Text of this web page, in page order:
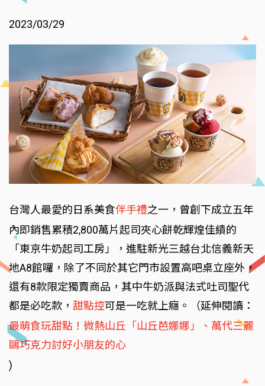
2023/03/29
台灣人最愛的日系美食伴手禮之一，曾創下成立五年
內即銷售累積2,800萬片起司夾心餅乾輝煌佳績的
「東京牛奶起司工房」，進駐新光三越台北信義新天
地A8館囉，除了不同於其它門市設置高吧桌立座外，
還有8款限定獨賣商品，其中牛奶派與法式吐司聖代
都是必吃款， 甜點控可是一吃就上癮。（延伸閱讀：
最萌食玩甜點！微熱山丘「山丘芭娜娜」、萬代三麗
鷗巧克力討好小朋友的心
)